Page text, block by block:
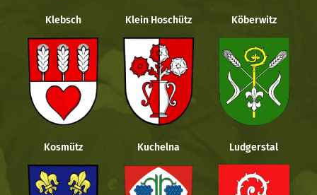
Klebsch Klein Hoschütz Köberwitz
Kosmütz Kuchelna Ludgerstal